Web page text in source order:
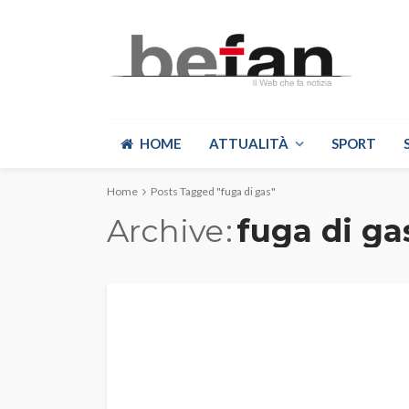
HOME ATTUALITÀ SPORT
Home Posts Tagged "fuga di gas"
Archive fuga di